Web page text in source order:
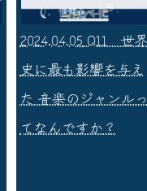
2024.04.05 Q11 世
史に最も影響を与え
た 音楽のジャンル
てなんですか？